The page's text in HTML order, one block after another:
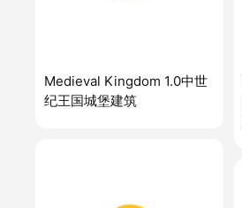
Medieval Kingdom 1.0中世
纪王国城堡建筑